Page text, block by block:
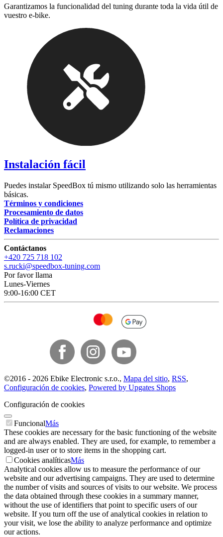
Garantizamos la funcionalidad del tuning durante toda la vida útil de
vuestro e-bike.
Instalación fácil
Puedes instalar SpeedBox tú mismo utilizando solo las herramientas
básicas.
Términos y condiciones
Procesamiento de datos
Política de privacidad
Reclamaciones
Contáctanos
+420 725 718 102
s.rucki@speedbox-tuning.com
Por favor llama
Lunes-Viernes
9:00-16:00 CET
©2016 - 2026 Ebike Electronic s.r.o., Mapa del sitio, RSS,
Configuración de cookies, Powered by Upgates Shops
Configuración de cookies
FuncionalMás
These cookies are necessary for the basic functioning of the website
and are always enabled. They are used, for example, to remember a
logged-in user or to store items in the shopping cart.
Cookies analíticasMás
Analytical cookies allow us to measure the performance of our
website and our advertising campaigns. They are used to determine
the number of visits and sources of visits to our website. We process
the data obtained through these cookies in a summary manner,
without the use of identifiers that point to specific users of our
website. If you turn off the use of analytical cookies in relation to
your visit, we lose the ability to analyze performance and optimize
our actions.